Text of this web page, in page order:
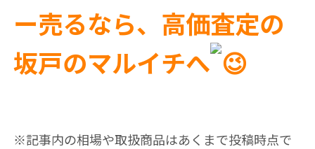
ー売るなら、高価査定の
坂戸のマルイチへ
※記事内の相場や取扱商品はあくまで投稿時点で